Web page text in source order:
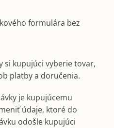
formulára bez
si kupujúci vyberie tovar,
platby a doručenia.
je kupujúcemu
údaje, ktoré do
odošle kupujúci